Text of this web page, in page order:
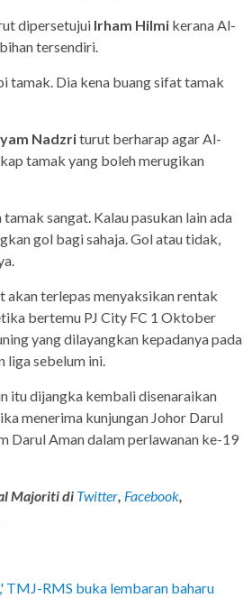
dipersetujui Irham Hilmi kerana Al-
tersendiri.
tamak. Dia kena buang sifat tamak
Nadzriturut berharap agar Al-
tamak yang boleh merugikan
tamak sangat. Kalau pasukan lain ada
gol bagi sahaja. Gol atau tidak,
akan terlepas menyaksikan rentak
bertemu PJ City FC 1 Oktober
yang dilayangkan kepadanya pada
liga sebelum ini.
itu dijangka kembali disenaraikan
menerima kunjungan Johor Darul
Darul Aman dalam perlawanan ke-19
Majoriti di Twitter, Facebook,
TMJ-RMS buka lembaran baharu